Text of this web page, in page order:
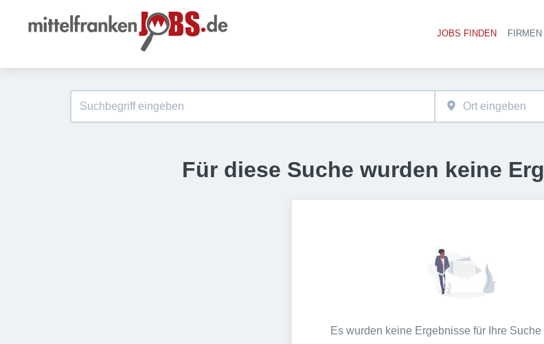
JOBS FINDEN
Für diese Suche wurden keine
Es wurden keine Ergebnisse für Ihre Suche